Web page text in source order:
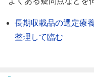
長期収載品の選定療
整理して臨む